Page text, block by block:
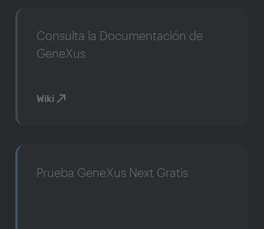
Consulta la Documentación de
GeneXus
Wiki
Prueba GeneXus Next Gratis